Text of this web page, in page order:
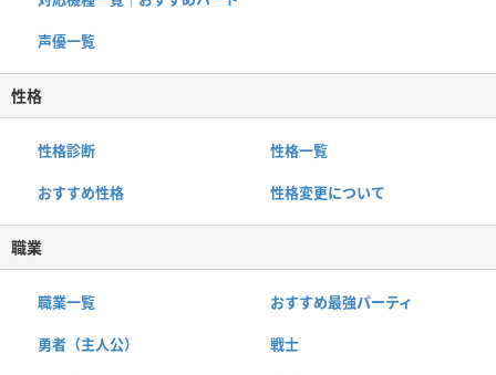
声優一覧
性格
性格診断 性格一覧
おすすめ性格 性格変更について
職業
職業一覧 おすすめ最強パーティ
勇者（主人公） 戦士